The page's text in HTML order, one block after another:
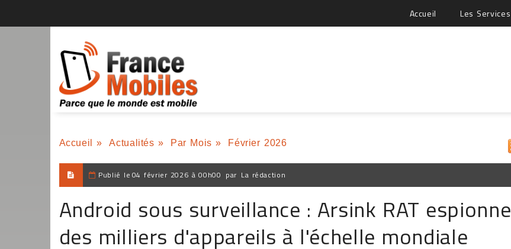
Accueil Les Services
Accueil » Actualités » Par Mois » Février 2026
Publié le 04 février 2026 à 00h00 par La rédaction
Android sous surveillance : Arsink RAT espionne
des milliers d'appareils à l'échelle mondiale